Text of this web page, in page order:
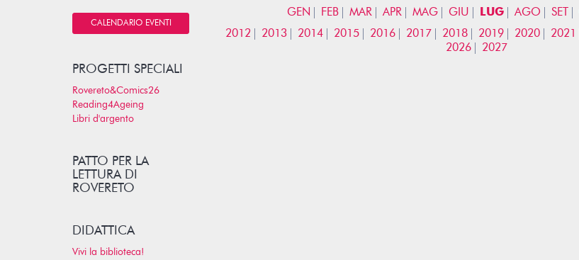
GEN FEB MAR APR MAG GIU LUG AGO SET
2012
2013 2014 2015 2016 2017 2018 2019 2020 2021
2026
2027
CALENDARIO EVENTI
PROGETTI SPECIALI
Rovereto&Comics26
Reading4Ageing
Libri d'argento
PATTO PER LA
LETTURA DI
ROVERETO
DIDATTICA
Vivi la biblioteca!